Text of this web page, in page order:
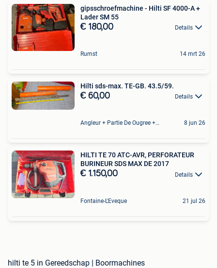
gipsschroefmachine - Hilti SF 4000-A +
Lader SM 55
€ 180,00 Details
Rumst 14 mrt 26
Hilti sds-max. TE-GB. 43.5/59.
€ 60,00 Details
Angleur + Partie De Ougree + Partie De Tilff Et De Embourg 8 jun 26
HILTI TE 70 ATC-AVR, PERFORATEUR
BURINEUR SDS MAX DE 2017
€ 1.150,00 Details
Fontaine-L'Eveque 21 jul 26
hilti te 5 in Gereedschap | Boormachines